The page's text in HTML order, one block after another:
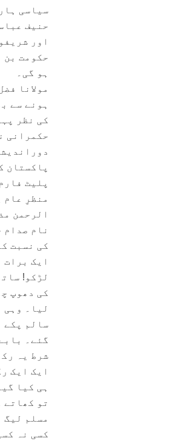
سیاسی
حنیف
اور
حکومت بن
ہو گی۔
مولانا
ہونے سے
کی نظر
حکمرانی
پاکستان
پلیٹ
منظرِ عام
الرحمن
نام صدام
کی نسبت
ایک برات
لڑکو!
کی دھوپ
لیا۔ وہی
سالم پکے
گئے۔
شرط یہ
ایک ایک
ہی کیا
تو کھاتے
مسلم لیگ
کسی نہ